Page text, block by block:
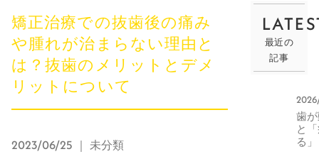
矯正治療での抜歯後の痛み
や腫れが治まらない理由と
は？抜歯のメリットとデメ
リットについて
2023/06/25 ｜ 未分類
最近の
記事
歯
と
る